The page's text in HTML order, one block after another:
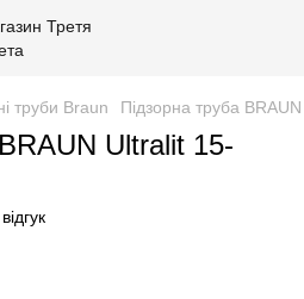
труби Braun Підзорна труба
Ultralit 15-